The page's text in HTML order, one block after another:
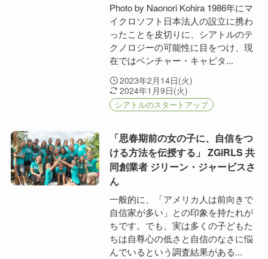
Photo by Naonori Kohira 1986年にマ
イクロソフト日本法人の設立に携わ
ったことを皮切りに、シアトルのテ
クノロジーの可能性に目をつけ、現
在ではベンチャー・キャピタ...
2023年2月14日(火)
2024年1月9日(火)
シアトルのスタートアップ
「思春期前の女の子に、自信をつ
ける方法を伝授する」 ZGiRLS 共
同創業者 ジリーン・ジャービスさ
ん
一般的に、「アメリカ人は前向きで
自信家が多い」との印象を持たれが
ちです。でも、実は多くの子どもた
ちは自尊心の低さと自信のなさに悩
んでいるという調査結果がある...